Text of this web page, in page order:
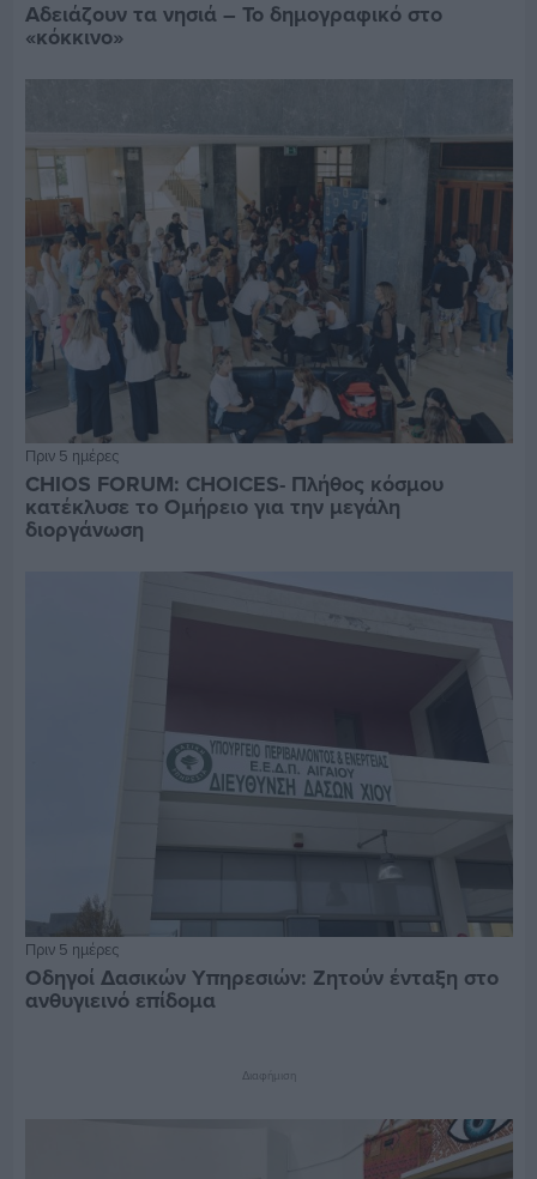
Αδειάζουν τα νησιά – Το δημογραφικό στο
«κόκκινο»
Πριν 5 ημέρες
CHIOS FORUM: CHOICES- Πλήθος κόσμου
κατέκλυσε το Ομήρειο για την μεγάλη
διοργάνωση
Πριν 5 ημέρες
Οδηγοί Δασικών Υπηρεσιών: Ζητούν ένταξη στο
ανθυγιεινό επίδομα
Διαφήμιση